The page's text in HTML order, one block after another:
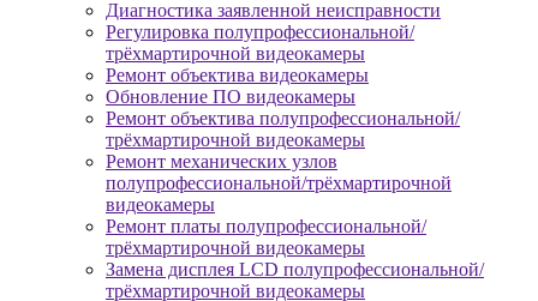
Диагностика заявленной неисправности
Регулировка полупрофессиональной/
трёхмартирочной видеокамеры
Ремонт объектива видеокамеры
Обновление ПО видеокамеры
Ремонт объектива полупрофессиональной/
трёхмартирочной видеокамеры
Ремонт механических узлов
полупрофессиональной/трёхмартирочной
видеокамеры
Ремонт платы полупрофессиональной/
трёхмартирочной видеокамеры
Замена дисплея LCD полупрофессиональной/
трёхмартирочной видеокамеры